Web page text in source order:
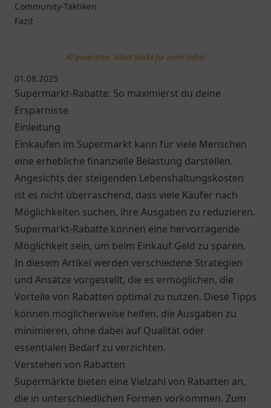
Community-Taktiken
Fazit
KI generierter Inhalt (klicke für mehr Infos)
01.08.2025
Supermarkt-Rabatte: So maximierst du deine
Ersparnisse
Einleitung
Einkaufen im Supermarkt kann für viele Menschen
eine erhebliche finanzielle Belastung darstellen.
Angesichts der steigenden Lebenshaltungskosten
ist es nicht überraschend, dass viele Käufer nach
Möglichkeiten suchen, ihre Ausgaben zu reduzieren.
Supermarkt-Rabatte können eine hervorragende
Möglichkeit sein, um beim Einkauf Geld zu sparen.
In diesem Artikel werden verschiedene Strategien
und Ansätze vorgestellt, die es ermöglichen, die
Vorteile von Rabatten optimal zu nutzen. Diese Tipps
können möglicherweise helfen, die Ausgaben zu
minimieren, ohne dabei auf Qualität oder
essentialen Bedarf zu verzichten.
Verstehen von Rabatten
Supermärkte bieten eine Vielzahl von Rabatten an,
die in unterschiedlichen Formen vorkommen. Zum